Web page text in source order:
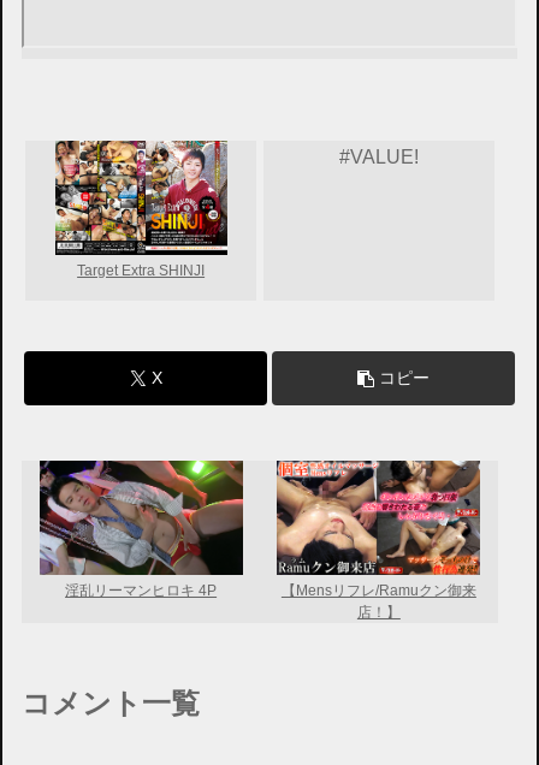
Target Extra SHINJI
#VALUE!
X コピー
淫乱リーマンヒロキ 4P
【Mensリフレ/Ramuクン御来
店！】
コメント一覧